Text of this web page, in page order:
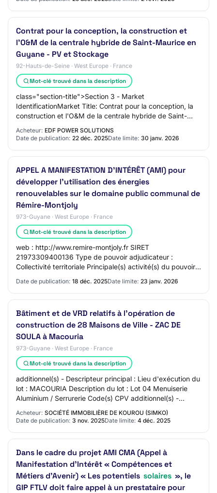
Contrat pour la conception, la construction et
l'O&M de la centrale hybride de Saint-Maurice en
Guyane - PV et Stockage
92-Hauts-de-Seine · West Europe · France
Mot-clé trouvé dans la description
class="section-title">Section 3 - Market
IdentificationMarket Title: Contrat pour la conception, la
construction et l'O&M de la centrale hybride de Saint-
Acheteur: EDF POWER SOLUTIONS
Date de publication: 22 déc. 2025Date limite: 30 janv. 2026
APPEL A MANIFESTATION D'INTÉRÊT (AMI) pour
développer l'utilisation des énergies
renouvelables sur le domaine public communal de
Rémire-Montjoly
973-Guyane · West Europe · France
Mot-clé trouvé dans la description
web : http://www.remire-montjoly.fr SIRET
21973309400136 Type de pouvoir adjudicateur :
Collectivité territoriale Principale(s) activité(s) du pouvoir
Date de publication: 18 déc. 2025Date limite: 23 janv. 2026
Bâtiment et de VRD relatifs à l’opération de
construction de 28 Maisons de Ville - ZAC DE
SOULA à Macouria
973-Guyane · West Europe · France
Mot-clé trouvé dans la description
additionnel(s) - Descripteur principal : Lieu d'exécution du
lot : MACOURIA Description du lot : Lot 04 Menuiserie
Aluminium / Serrurerie Code(s) CPV additionnel(s) -
Descripteur principal : Lieu d'e…
Acheteur: SOCIÉTÉ IMMOBILIÈRE DE KOUROU (SIMKO)
Date de publication: 3 nov. 2025Date limite: 4 déc. 2025
Dans le cadre du projet AMI CMA (Appel à
Manifestation d’Intérêt « Compétences et
Métiers d’Avenir) « Les potentiels solaires », le
GIP FTLV doit faire appel à un prestataire pour